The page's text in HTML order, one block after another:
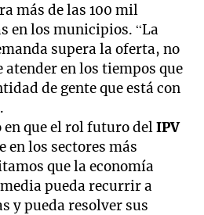
más de las 100 mil
en los municipios. “La
supera la oferta, no
en los tiempos que
de gente que está con
que el rol futuro delIPV
en los sectores más
que la economía
pueda recurrir a
y pueda resolver sus